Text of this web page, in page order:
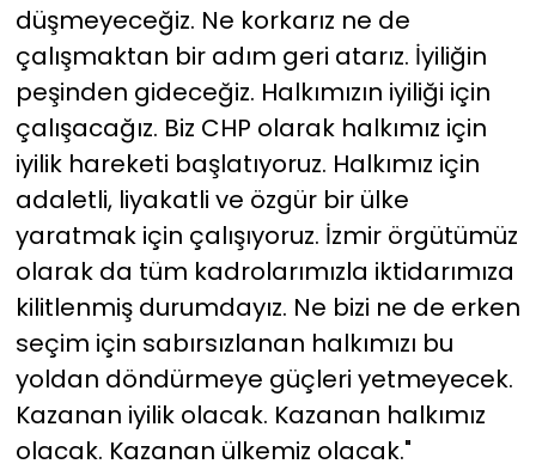
düşmeyeceğiz. Ne korkarız ne de
çalışmaktan bir adım geri atarız. İyiliğin
peşinden gideceğiz. Halkımızın iyiliği için
çalışacağız. Biz CHP olarak halkımız için
iyilik hareketi başlatıyoruz. Halkımız için
adaletli, liyakatli ve özgür bir ülke
yaratmak için çalışıyoruz. İzmir örgütümüz
olarak da tüm kadrolarımızla iktidarımıza
kilitlenmiş durumdayız. Ne bizi ne de erken
seçim için sabırsızlanan halkımızı bu
yoldan döndürmeye güçleri yetmeyecek.
Kazanan iyilik olacak. Kazanan halkımız
olacak. Kazanan ülkemiz olacak."